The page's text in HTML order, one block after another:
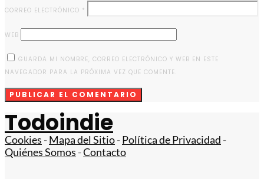
CORREO ELECTRÓNICO *
WEB
GUARDA MI NOMBRE, CORREO ELECTRÓNICO Y WEB EN ESTE
NAVEGADOR PARA LA PRÓXIMA VEZ QUE COMENTE.
Todoindie
Cookies -Mapa del Sitio-Política de Privacidad -
Quiénes Somos -Contacto